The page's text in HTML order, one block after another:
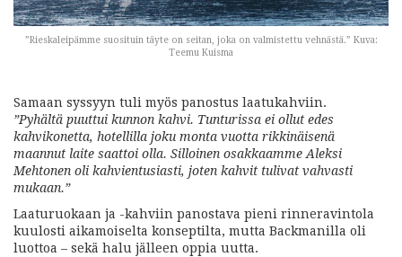
”Rieskaleipämme suosituin täyte on seitan, joka on valmistettu vehnästä.” Kuva:
Teemu Kuisma
Samaan syssyyn tuli myös panostus laatukahviin.
”Pyhältä puuttui kunnon kahvi. Tunturissa ei ollut edes
kahvikonetta, hotellilla joku monta vuotta rikkinäisenä
maannut laite saattoi olla. Silloinen osakkaamme Aleksi
Mehtonen oli kahvientusiasti, joten kahvit tulivat vahvasti
mukaan.”
Laaturuokaan ja -kahviin panostava pieni rinneravintola
kuulosti aikamoiselta konseptilta, mutta Backmanilla oli
luottoa – sekä halu jälleen oppia uutta.